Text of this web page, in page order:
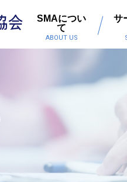
SMAについ
て
ABOUT US
サ